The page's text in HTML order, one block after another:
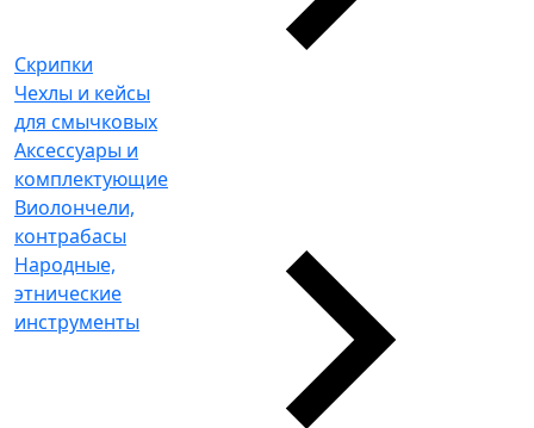
Скрипки
Чехлы и кейсы
для смычковых
Аксессуары и
комплектующие
Виолончели,
контрабасы
Народные,
этнические
инструменты